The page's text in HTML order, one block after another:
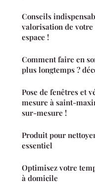
Conseils
valorisation de
espace !
Comment faire en
plus longtemps ?
Pose de fenêtres et
mesure à saint-
sur-mesure !
Produit pour
essentiel
Optimisez votre
à domicile